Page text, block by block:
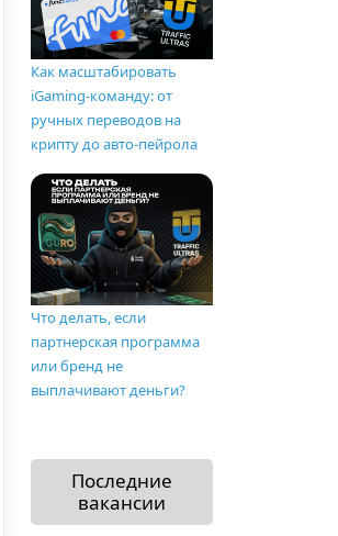
Как масштабировать
iGaming-команду: от
ручных переводов на
крипту до авто-пейрола
Что делать, если
партнерская программа
или бренд не
выплачивают деньги?
Последние
вакансии